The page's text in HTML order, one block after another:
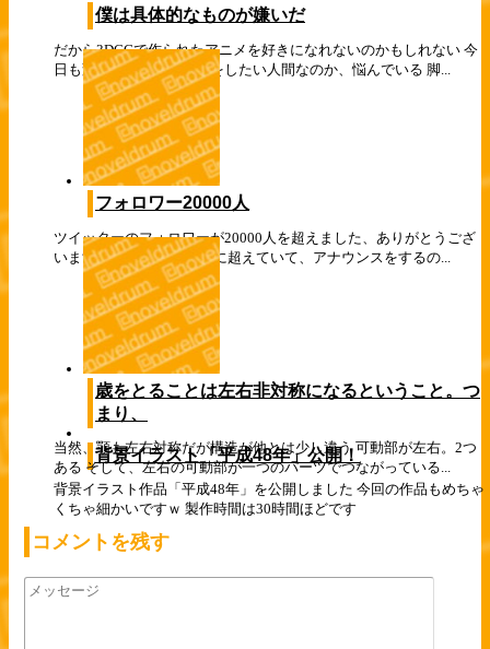
僕は具体的なものが嫌いだ
だから3DCGで作られたアニメを好きになれないのかもしれない 今
日も変わらず、自分が何をしたい人間なのか、悩んでいる 脚...
フォロワー20000人
ツイッターのフォロワーが20000人を超えました、ありがとうござ
います！ 実はちょっと前に超えていて、アナウンスをするの...
歳をとることは左右非対称になるということ。つ
まり、
当然、顎も左右対称だが構造が他とは少し違う 可動部が左右。2つ
ある そして、左右の可動部が一つのパーツでつながっている...
背景イラスト「平成48年」公開！
背景イラスト作品「平成48年」を公開しました 今回の作品もめちゃ
くちゃ細かいですｗ 製作時間は30時間ほどです
コメントを残す